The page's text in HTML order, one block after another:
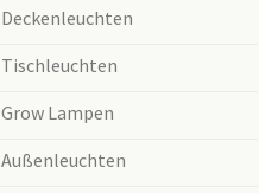
Deckenleuchten
Tischleuchten
Grow Lampen
Außenleuchten